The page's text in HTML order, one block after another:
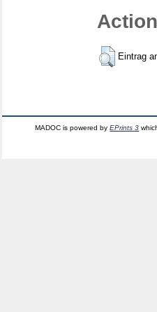
Eintrag
MADOC is powered byEPrints 3